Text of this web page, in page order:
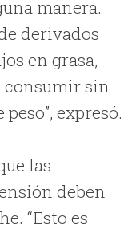
manera.
derivados
en grasa,
consumir sin
expresó.
las
deben
“Esto es